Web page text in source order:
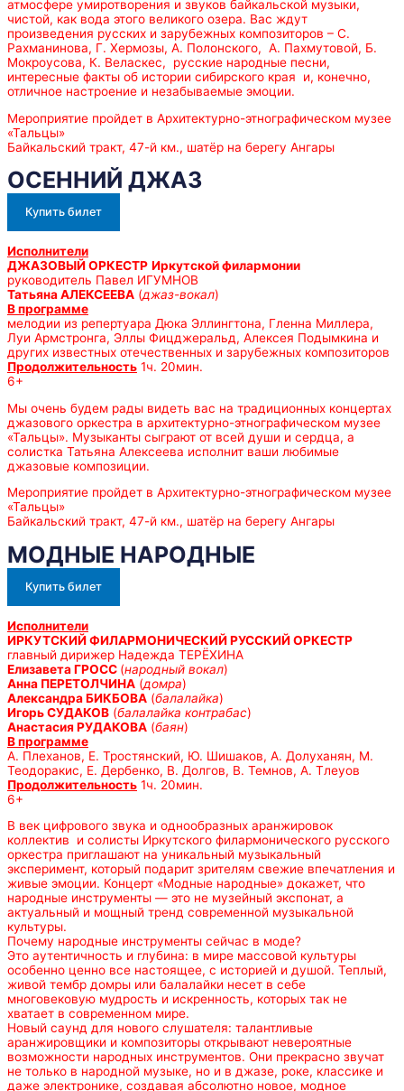
атмосфере умиротворения и звуков байкальской музыки,
чистой, как вода этого великого озера. Вас ждут
произведения русских и зарубежных композиторов – С.
Рахманинова, Г. Хермозы, А. Полонского, А. Пахмутовой, Б.
Мокроусова, К. Веласкес, русские народные песни,
интересные факты об истории сибирского края и, конечно,
отличное настроение и незабываемые эмоции.
Мероприятие пройдет в Архитектурно-этнографическом музее
«Тальцы»
Байкальский тракт, 47-й км., шатёр на берегу Ангары
ОСЕННИЙ ДЖАЗ
Купить билет
Исполнители
ДЖАЗОВЫЙ ОРКЕСТР Иркутской филармонии
руководитель Павел ИГУМНОВ
Татьяна АЛЕКСЕЕВА (джаз-вокал)
В программе
мелодии из репертуара Дюка Эллингтона, Гленна Миллера,
Луи Армстронга, Эллы Фицджеральд, Алексея Подымкина и
других известных отечественных и зарубежных композиторов
Продолжительность 1ч. 20мин.
6+
Мы очень будем рады видеть вас на традиционных концертах
джазового оркестра в архитектурно-этнографическом музее
«Тальцы». Музыканты сыграют от всей души и сердца, а
солистка Татьяна Алексеева исполнит ваши любимые
джазовые композиции.
Мероприятие пройдет в Архитектурно-этнографическом музее
«Тальцы»
Байкальский тракт, 47-й км., шатёр на берегу Ангары
МОДНЫЕ НАРОДНЫЕ
Купить билет
Исполнители
ИРКУТСКИЙ ФИЛАРМОНИЧЕСКИЙ РУССКИЙ ОРКЕСТР
главный дирижер Надежда ТЕРЁХИНА
Елизавета ГРОСС (народный вокал)
Анна ПЕРЕТОЛЧИНА (домра)
Александра БИКБОВА (балалайка)
Игорь СУДАКОВ (балалайка контрабас)
Анастасия РУДАКОВА (баян)
В программе
А. Плеханов, Е. Тростянский, Ю. Шишаков, А. Долуханян, М.
Теодоракис, Е. Дербенко, В. Долгов, В. Темнов, А. Тлеуов
Продолжительность 1ч. 20мин.
6+
В век цифрового звука и однообразных аранжировок
коллектив и солисты Иркутского филармонического русского
оркестра приглашают на уникальный музыкальный
эксперимент, который подарит зрителям свежие впечатления и
живые эмоции. Концерт «Модные народные» докажет, что
народные инструменты — это не музейный экспонат, а
актуальный и мощный тренд современной музыкальной
культуры.
Почему народные инструменты сейчас в моде?
Это аутентичность и глубина: в мире массовой культуры
особенно ценно все настоящее, с историей и душой. Теплый,
живой тембр домры или балалайки несет в себе
многовековую мудрость и искренность, которых так не
хватает в современном мире.
Новый саунд для нового слушателя: талантливые
аранжировщики и композиторы открывают невероятные
возможности народных инструментов. Они прекрасно звучат
не только в народной музыке, но и в джазе, роке, классике и
даже электронике, создавая абсолютно новое, модное